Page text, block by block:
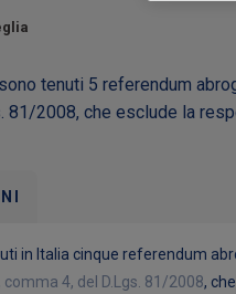
tenuti 5 referendum
81/2008, che esclude la
in Italia cinque referendum
comma 4, del D.Lgs. 81/2008,